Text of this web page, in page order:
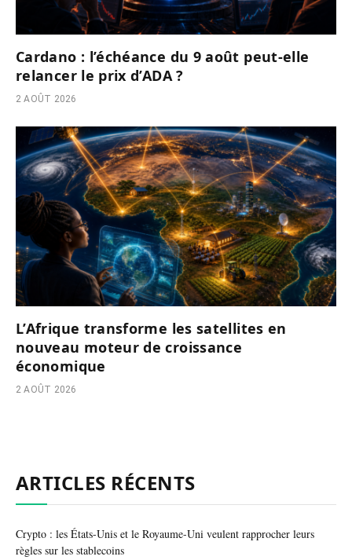
Cardano : l’échéance du 9 août peut-elle
relancer le prix d’ADA ?
2 AOÛT 2026
L’Afrique transforme les satellites en
nouveau moteur de croissance
économique
2 AOÛT 2026
ARTICLES RÉCENTS
Crypto : les États-Unis et le Royaume-Uni veulent rapprocher leurs
règles sur les stablecoins